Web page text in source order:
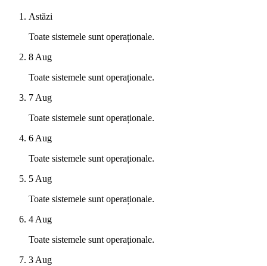
Astăzi
Toate sistemele sunt operaționale.
8 Aug
Toate sistemele sunt operaționale.
7 Aug
Toate sistemele sunt operaționale.
6 Aug
Toate sistemele sunt operaționale.
5 Aug
Toate sistemele sunt operaționale.
4 Aug
Toate sistemele sunt operaționale.
3 Aug